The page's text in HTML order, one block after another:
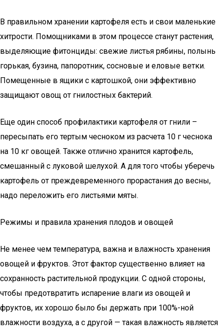
В правильном хранении картофеля есть и свои маленькие
хитрости. Помощниками в этом процессе станут растения,
выделяющие фитонциды: свежие листья рябины, полынь
горькая, бузина, папоротник, сосновые и еловые ветки.
Помещенные в ящики с картошкой, они эффективно
защищают овощ от гнилостных бактерий.
Еще один способ профилактики картофеля от гнили –
пересыпать его тертым чесноком из расчета 10 г чеснока
на 10 кг овощей. Также отлично хранится картофель,
смешанный с луковой шелухой. А для того чтобы уберечь
картофель от преждевременного прорастания до весны,
надо переложить его листьями мяты.
Режимы и правила хранения плодов и овощей
Не менее чем температура, важна и влажность хранения
овощей и фруктов. Этот фактор существенно влияет на
сохранность растительной продукции. С одной стороны,
чтобы предотвратить испарение влаги из овощей и
фруктов, их хорошо было бы держать при 100%-ной
влажности воздуха, а с другой — такая влажность является